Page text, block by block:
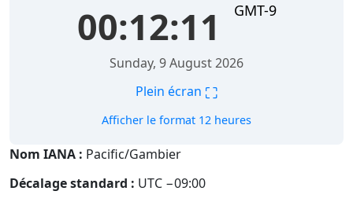
00:12:11 GMT-9
Sunday, 9 August 2026
Plein écran ⛶
Afficher le format 12 heures
Nom IANA : Pacific/Gambier
Décalage standard : UTC −09:00